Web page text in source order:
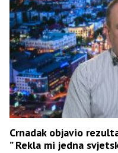
Crnadak objavio
” Rekla mi jedna